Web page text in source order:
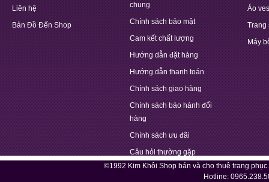
Liên hệ
Bản Đồ Đến Shop
chung
Chính sách bảo mật
Cam kết chất lượng
Hướng dẫn đặt hàng
Hướng dẫn thanh toán
Chính sách giao hàng
Chính sách bảo hành đổi
hàng
Chính sách ưu đãi
Câu hỏi thường gặp
Áo
Trang
Máy
©1992 Kim Khôi Shop bán và cho thuê trang
Hotline: